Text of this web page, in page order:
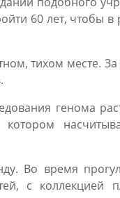
60 лет, чтобы в
тихом месте.
генома
Во время
с коллекцией